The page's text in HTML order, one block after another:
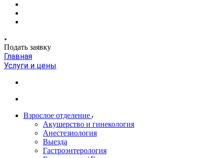
Подать заявку
Главная
Услуги и цены
Взрослое отделение
Акушерство и гинекология
Анестезиология
Выезда
Гастроэнтерология